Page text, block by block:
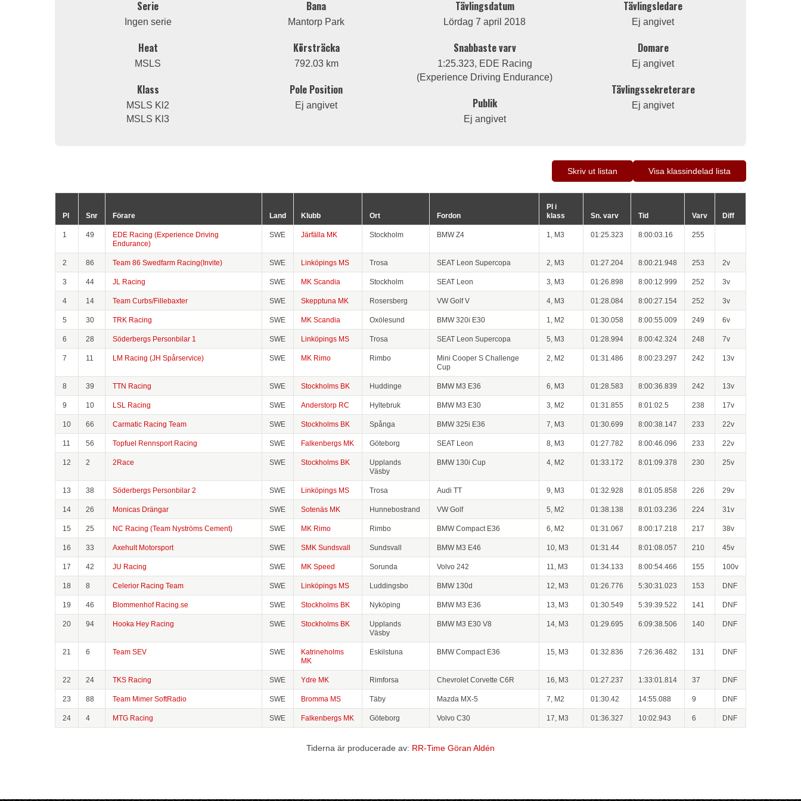
Serie
Ingen serie
Heat
MSLS
Klass
MSLS Kl2
MSLS Kl3
Bana
Mantorp Park
Körsträcka
792.03 km
Pole Position
Ej angivet
Tävlingsdatum
Lördag 7 april 2018
Snabbaste varv
1:25.323, EDE Racing
(Experience Driving Endurance)
Publik
Ej angivet
Tävlingsledare
Ej angivet
Domare
Ej angivet
Tävlingssekreterare
Ej angivet
Skriv ut listan Visa klassindelad lista
Pl Snr Förare Land Klubb Ort Fordon
Pl i
klass
Sn. varv Tid Varv Diff
1 49
EDE Racing (Experience Driving
Endurance)
SWE Järfälla MK Stockholm BMW Z4 1, M3 01:25.323 8:00:03.16 255
2 86 Team 86 Swedfarm Racing(Invite) SWE Linköpings MS Trosa SEAT Leon Supercopa 2, M3 01:27.204 8:00:21.948 253 2v
3 44 JL Racing SWE MK Scandia Stockholm SEAT Leon 3, M3 01:26.898 8:00:12.999 252 3v
4 14 Team Curbs/Fillebaxter SWE Skepptuna MK Rosersberg VW Golf V 4, M3 01:28.084 8:00:27.154 252 3v
5 30 TRK Racing SWE MK Scandia Oxölesund BMW 320i E30 1, M2 01:30.058 8:00:55.009 249 6v
6 28 Söderbergs Personbilar 1 SWE Linköpings MS Trosa SEAT Leon Supercopa 5, M3 01:28.994 8:00:42.324 248 7v
7 11 LM Racing (JH Spårservice) SWE MK Rimo Rimbo
Mini Cooper S Challenge
Cup
2, M2 01:31.486 8:00:23.297 242 13v
8 39 TTN Racing SWE Stockholms BK Huddinge BMW M3 E36 6, M3 01:28.583 8:00:36.839 242 13v
9 10 LSL Racing SWE Anderstorp RC Hyltebruk BMW M3 E30 3, M2 01:31.855 8:01:02.5 238 17v
10 66 Carmatic Racing Team SWE Stockholms BK Spånga BMW 325i E36 7, M3 01:30.699 8:00:38.147 233 22v
11 56 Topfuel Rennsport Racing SWE Falkenbergs MK Göteborg SEAT Leon 8, M3 01:27.782 8:00:46.096 233 22v
12 2 2Race SWE Stockholms BK
Upplands
Väsby
BMW 130i Cup 4, M2 01:33.172 8:01:09.378 230 25v
13 38 Söderbergs Personbilar 2 SWE Linköpings MS Trosa Audi TT 9, M3 01:32.928 8:01:05.858 226 29v
14 26 Monicas Drängar SWE Sotenäs MK Hunnebostrand VW Golf 5, M2 01:38.138 8:01:03.236 224 31v
15 25 NC Racing (Team Nyströms Cement) SWE MK Rimo Rimbo BMW Compact E36 6, M2 01:31.067 8:00:17.218 217 38v
16 33 Axehult Motorsport SWE SMK Sundsvall Sundsvall BMW M3 E46 10, M3 01:31.44 8:01:08.057 210 45v
17 42 JU Racing SWE MK Speed Sorunda Volvo 242 11, M3 01:34.133 8:00:54.466 155 100v
18 8 Celerior Racing Team SWE Linköpings MS Luddingsbo BMW 130d 12, M3 01:26.776 5:30:31.023 153 DNF
19 46 Blommenhof Racing.se SWE Stockholms BK Nyköping BMW M3 E36 13, M3 01:30.549 5:39:39.522 141 DNF
20 94 Hooka Hey Racing SWE Stockholms BK
Upplands
Väsby
BMW M3 E30 V8 14, M3 01:29.695 6:09:38.506 140 DNF
21 6 Team SEV SWE
Katrineholms
MK
Eskilstuna BMW Compact E36 15, M3 01:32.836 7:26:36.482 131 DNF
22 24 TKS Racing SWE Ydre MK Rimforsa Chevrolet Corvette C6R 16, M3 01:27.237 1:33:01.814 37 DNF
23 88 Team Mimer SoftRadio SWE Bromma MS Täby Mazda MX-5 7, M2 01:30.42 14:55.088 9 DNF
24 4 MTG Racing SWE Falkenbergs MK Göteborg Volvo C30 17, M3 01:36.327 10:02.943 6 DNF
Tiderna är producerade av: RR-Time Göran Aldén